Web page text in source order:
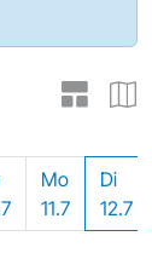
Mo
11.7
Di
12.7